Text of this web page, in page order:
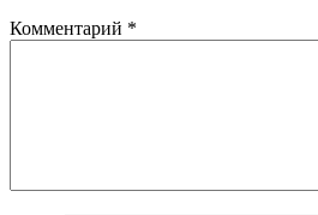
Комментарий *